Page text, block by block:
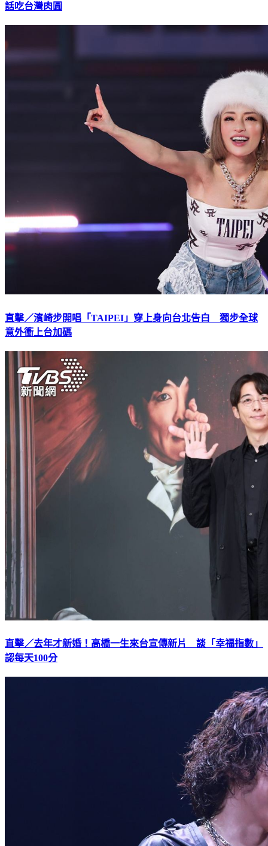
話吃台灣肉圓
直擊／濱崎步開唱「TAIPEI」穿上身向台北告白 獨步全球
意外衝上台加碼
直擊／去年才新婚！高橋一生來台宣傳新片 談「幸福指數」
認每天100分